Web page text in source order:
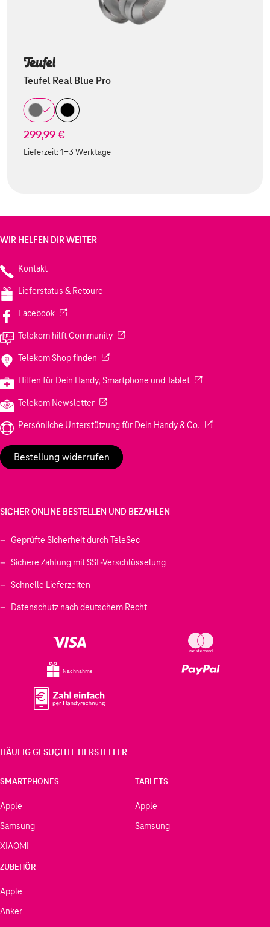
Teufel Real Blue Pro
299,99 €
Lieferzeit:1-3 Werktage
WIR HELFEN DIR WEITER
Kontakt
Lieferstatus & Retoure
Facebook(Wird in einem neuen Tab geöffnet)
Telekom hilft Community(Wird in einem neuen Tab geöffnet)
Telekom Shop finden (Wird in einem neuen Tab geöffnet)
Hilfen für Dein Handy, Smartphone und Tablet(Wird in einem
Telekom Newsletter(Wird in einem neuen Tab geöffnet)
Persönliche Unterstützung für Dein Handy & Co. (Wird in einem
Bestellung widerrufen
SICHER ONLINE BESTELLEN UND BEZAHLEN
Geprüfte Sicherheit durch TeleSec
Sichere Zahlung mit SSL-Verschlüsselung
Schnelle Lieferzeiten
Datenschutz nach deutschem Recht
Nachnahme
HÄUFIG GESUCHTE HERSTELLER
SMARTPHONES
Apple
Samsung
XIAOMI
TABLETS
Apple
Samsung
ZUBEHÖR
Apple
Anker